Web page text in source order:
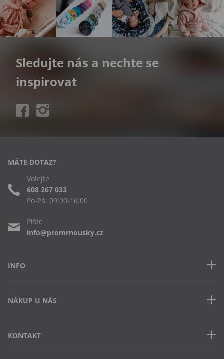
Sledujte nás a nechte se
inspirovat
INFO
Často kladené dotazy
Obchodní podmínky
Ochrana osobních údajů
NÁKUP U NÁS
Jak uplatnit slevový kód
Vrácení zboží a výměna
KONTAKT
MÁTE DOTAZ?
Volejte
608 267 033
Po-Pá: 09:00-16:00
Pište
info@promrnousky.cz